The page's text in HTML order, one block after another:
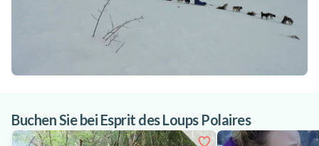
Buchen Sie bei Esprit des Loups Polaires